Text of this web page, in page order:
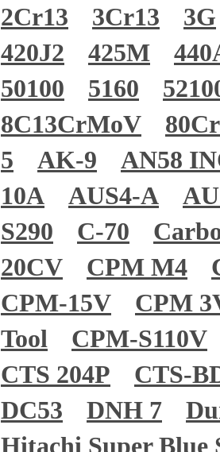
2Cr13
3Cr13
3G
420J2
425M
50100
5160
8C13CrMoV
5
AK-9
AN58
10A
AUS4-A
S290
C-70
20CV
CPM M4
CPM-15V
CPM
Tool
CPM-S110V
CTS 204P
CTS-
DC53
DNH 7
Hitachi Super Blue